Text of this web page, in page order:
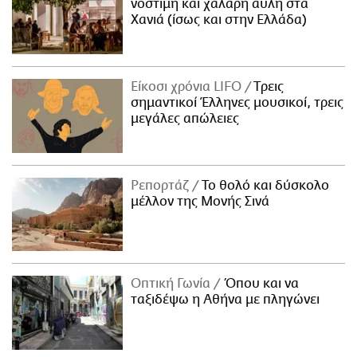
νόστιμη και χαλαρή αυλή στα
Χανιά (ίσως και στην Ελλάδα)
Είκοσι χρόνια LIFO
Tρεις
σημαντικοί Έλληνες μουσικοί, τρεις
μεγάλες απώλειες
Ρεπορτάζ
Το θολό και δύσκολο
μέλλον της Μονής Σινά
Οπτική Γωνία
Όπου και να
ταξιδέψω η Αθήνα με πληγώνει